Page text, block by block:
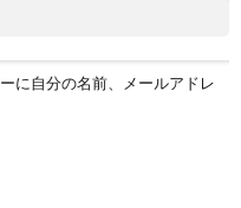
に自分の名前、メールアドレ